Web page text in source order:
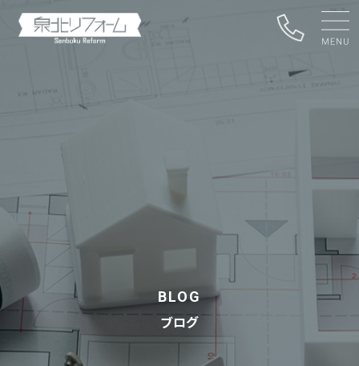
BLOG
ブログ